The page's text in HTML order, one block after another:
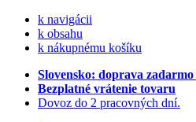
k navigácii
k obsahu
k nákupnému košíku
Slovensko: doprava zadarmo
Bezplatné vrátenie tovaru
Dovoz do 2 pracovných dní.